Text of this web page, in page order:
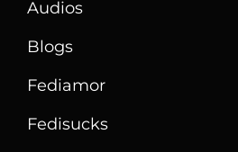
Audios
Blogs
Fediamor
Fedisucks